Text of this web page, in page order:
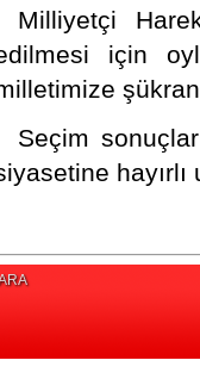
Milliyetçi
için
Seçim
hayırlı